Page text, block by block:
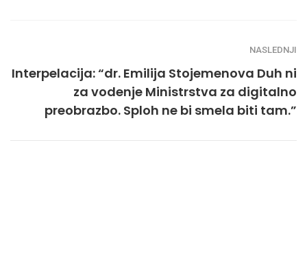
NASLEDNJI
Interpelacija: “dr. Emilija Stojemenova Duh ni
za vodenje Ministrstva za digitalno
preobrazbo. Sploh ne bi smela biti tam.”